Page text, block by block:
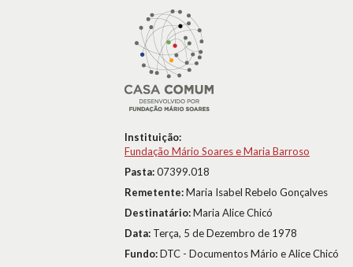
Instituição:
Fundação Mário Soares e Maria Barroso
Pasta:07399.018
Remetente:Maria Isabel Rebelo Gonçalves
Destinatário:Maria Alice Chicó
Data: Terça, 5 de Dezembro de 1978
Fundo:DTC - Documentos Mário e Alice Chicó